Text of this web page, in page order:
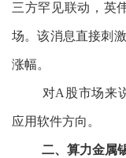
三方罕见联动，英
场。该消息直接刺
涨幅。
对A股市场来
应用软件方向。
二、算力金属